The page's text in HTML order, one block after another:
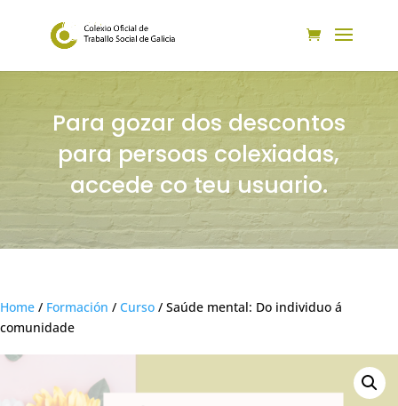
Para gozar dos descontos
para persoas colexiadas,
accede co teu usuario.
Home / Formación / Curso / Saúde mental: Do individuo á
comunidade